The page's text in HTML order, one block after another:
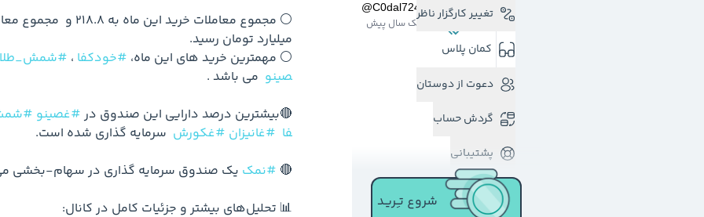
تغییر کارگزار ناظر
کمان پلاس
دعوت از دوستان
گردش حساب
پشتیبانی
شروع تـِـریـد
@C0dal724
یک سال پیش
⚪️ مهمترین خرید های این ماه، #خودکفا ، #شمش_طلا
صینو
🔴بیشترین درصد دارایی این صندوق در #غصینو
فا #غانیزان #غکورش
🔴 #نمک